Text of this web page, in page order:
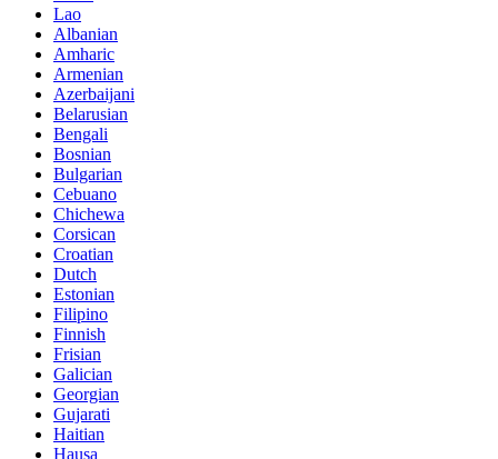
Lao
Albanian
Amharic
Armenian
Azerbaijani
Belarusian
Bengali
Bosnian
Bulgarian
Cebuano
Chichewa
Corsican
Croatian
Dutch
Estonian
Filipino
Finnish
Frisian
Galician
Georgian
Gujarati
Haitian
Hausa